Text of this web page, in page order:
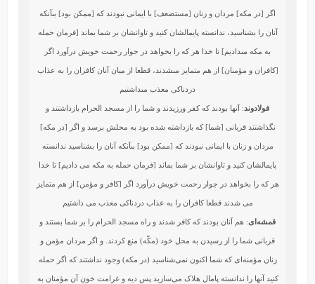
اگر [در مكه‏] مردان و زنان [مستضعف‏] با ايمانى نبودند كه [ممكن بود] بى‏آنكه
آنان را بشناسيد، ندانسته پايمالشان كنيد و تاوانشان بر شما بماند [فرمان حمله
به مكه مى‏داديم‏] تا خدا هر كه را بخواهد در جوار رحمت خويش درآورد اگر
[كافران و مؤمنان‏] از هم متمايز مى‏شدند، قطعا از ميان آنان كافران را به عذاب
دردناكى معذب مى‏داشتيم‏
فولادوند: آنها بودند كه كفر ورزيدند و شما را از مسجد الحرام بازداشتند و
نگذاشتند قربانى [شما] كه بازداشته شده بود به محلش برسد و اگر [در مكه]
مردان و زنان با ايمانى نبودند كه [ممكن بود] بى‏آنكه آنان را بشناسيد ندانسته
پايمالشان كنيد و تاوانشان بر شما بماند [فرمان حمله به مكه مى‏ داديم] تا خدا
هر كه را بخواهد در جوار رحمت‏ خويش درآورد اگر [كافر و مؤمن] از هم متمايز
مى ‏شدند قطعا كافران را به عذاب دردناكى معذب مى‏ داشتيم
قمشه‌ای: هم آنان بودند که کافر شدند و راه مسجد الحرام را بر شما بستند و
قربانی شما را از رسیدن به محل خود (مکّه) منع کردند. و اگر مردان مؤمن و
زنان مؤمنه‌ای که شما اکنون نمی‌شناسید (در مکه) وجود نداشتند که اگر حمله
کنید آنها را ندانسته پامال هلاک می‌سازید پس دیه و غرامت خون آن مؤمنان به